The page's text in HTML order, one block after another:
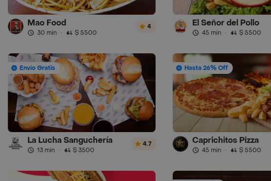
Mao Food
30 min · $ 5500
4 El Señor del Pollo
45 min · $ 5500
Envío Gratis
La Lucha Sanguchería
13 min · $ 3500
4.7
Hasta 26% Off
Caprichitos Pizza
45 min · $ 5500